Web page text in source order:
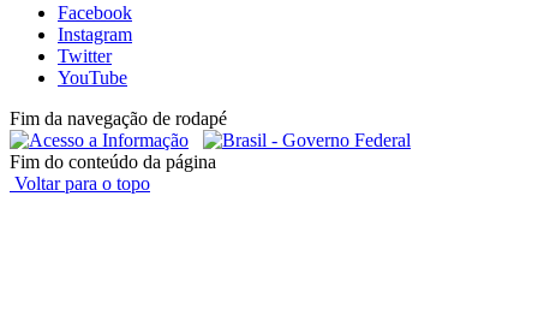
Facebook
Instagram
Twitter
YouTube
Fim da navegação de rodapé
Fim do conteúdo da página
Voltar para o topo